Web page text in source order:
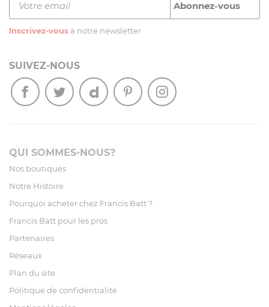
Inscrivez-vous à notre newsletter
SUIVEZ-NOUS
QUI SOMMES-NOUS?
Nos boutiques
Notre Histoire
Pourquoi acheter chez Francis Batt ?
Francis Batt pour les pros
Partenaires
Réseaux
Plan du site
Politique de confidentialité